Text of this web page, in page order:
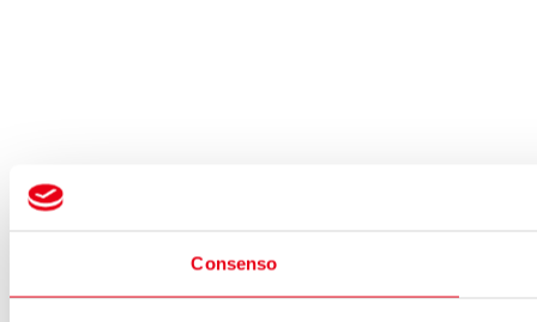
Consenso